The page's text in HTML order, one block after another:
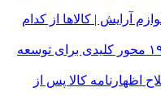
لوازم آرایش | کالاها از کدام
وزیر صمت راهی پاکستان شد/ ۱۹ محور کلیدی برای توسعه
اظهارنامه کالا پس از